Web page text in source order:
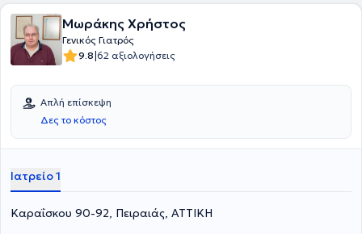
Μωράκης Χρήστος
Γενικός Γιατρός
9.8|62 αξιολογήσεις
Απλή επίσκεψη
Δες το κόστος
Ιατρείο 1
Καραΐσκου 90-92, Πειραιάς, ΑΤΤΙΚΗ